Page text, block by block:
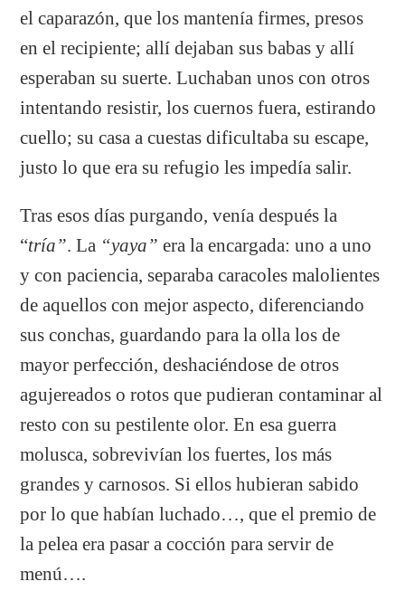
el caparazón, que los mantenía firmes, presos
en el recipiente; allí dejaban sus babas y allí
esperaban su suerte. Luchaban unos con otros
intentando resistir, los cuernos fuera, estirando
cuello; su casa a cuestas dificultaba su escape,
justo lo que era su refugio les impedía salir.
Tras esos días purgando, venía después la
“tría”. La “yaya” era la encargada: uno a uno
y con paciencia, separaba caracoles malolientes
de aquellos con mejor aspecto, diferenciando
sus conchas, guardando para la olla los de
mayor perfección, deshaciéndose de otros
agujereados o rotos que pudieran contaminar al
resto con su pestilente olor. En esa guerra
molusca, sobrevivían los fuertes, los más
grandes y carnosos. Si ellos hubieran sabido
por lo que habían luchado…, que el premio de
la pelea era pasar a cocción para servir de
menú….